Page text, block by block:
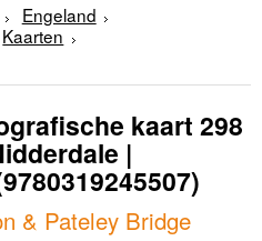
Engeland
Kaarten
kaart 298
|
& Pateley Bridge